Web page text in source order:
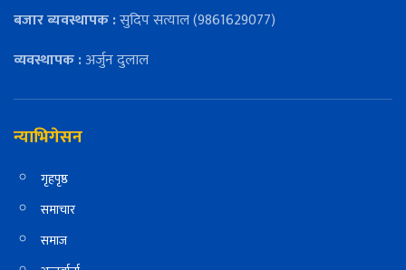
बजार ब्यवस्थापक :सुदिप सत्याल (9861629077)
व्यवस्थापक :अर्जुन दुलाल
न्याभिगेसन
गृहपृष्ठ
समाचार
समाज